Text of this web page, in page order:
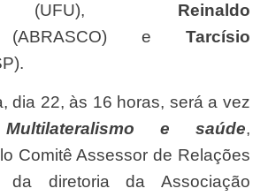
Reinaldo
e Tarcísio
Multilateralismo e saúde,
Comitê Assessor de Relações
da diretoria da Associação